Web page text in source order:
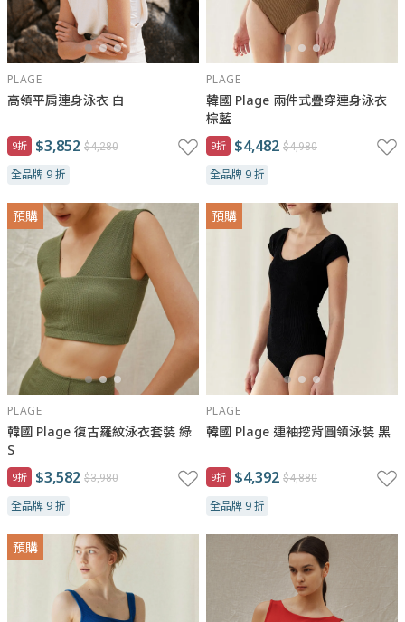
PLAGE
高領平肩連身泳衣 白
9折 $3,852 $4,280
全品牌 9 折
PLAGE
韓國 Plage 兩件式疊穿連身泳衣
棕藍
9折 $4,482 $4,980
全品牌 9 折
預購
PLAGE
韓國 Plage 復古羅紋泳衣套裝 綠
S
9折 $3,582 $3,980
全品牌 9 折
預購
PLAGE
韓國 Plage 連袖挖背圓領泳裝 黑
9折 $4,392 $4,880
全品牌 9 折
預購